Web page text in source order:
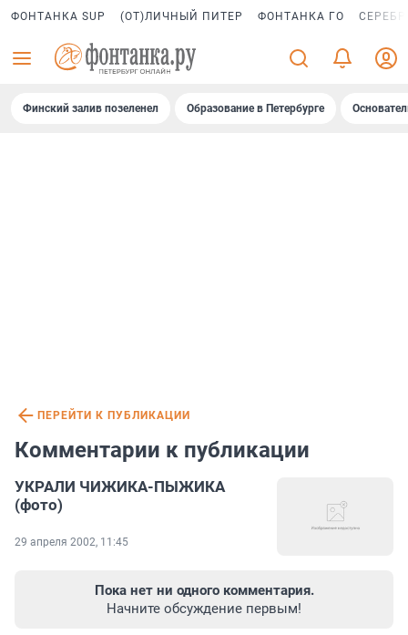
ФОНТАНКА SUP (ОТ)ЛИЧНЫЙ ПИТЕР ФОНТАНКА ГО
Финский залив позеленел Образование в Петербурге
ПЕРЕЙТИ К ПУБЛИКАЦИИ
Комментарии к публикации
УКРАЛИ ЧИЖИКА-ПЫЖИКА
(фото)
29 апреля 2002, 11:45
Пока нет ни одного комментария.
Начните обсуждение первым!